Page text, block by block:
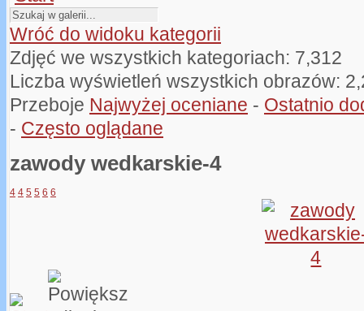
Wróć do widoku kategorii
Zdjęć we wszystkich kategoriach: 7,312
Liczba wyświetleń wszystkich obrazów:
Przeboje Najwyżej oceniane - Ostatnio
- Często oglądane
zawody wedkarskie-4
4 4 5 5 6 6